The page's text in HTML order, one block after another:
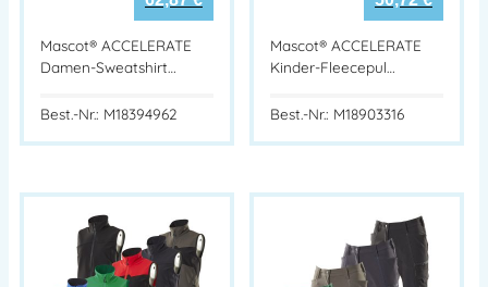
Mascot® ACCELERATE
Damen-Sweatshirt…
Best.-Nr.: M18394962
Mascot® ACCELERATE
Kinder-Fleecepul…
Best.-Nr.: M18903316